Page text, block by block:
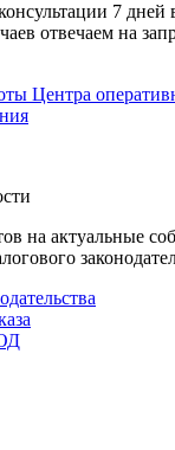
7
отвечаем на
Центра
на актуальные